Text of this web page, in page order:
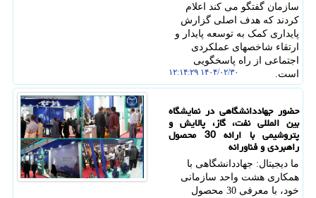
سازمان گفتگو می کند اعلام
کردند که هدف اصلی گزارش
پایداری کمک به توسعه پایدار و
ارتقاء شاخصهای عملکردی
اجتماعی از راه پاسخگویی
است.
۱۴۰۴/۰۲/۳۰ ۱۲:۱۴:۲۹
حضور جهاددانشگاهی در نمایشگاه
بین المللی نفت، گاز، پالایش و
پتروشیمی با ارائه 30 محصول
راهبردی و فناورانه
ما دیجیتال: جهاددانشگاهی با
همکاری هشت واحد سازمانی
خود، با معرفی 30 محصول